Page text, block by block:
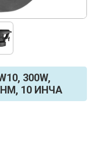
300W,
10 ИНЧА